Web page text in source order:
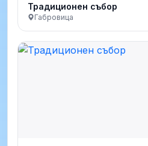
Традиционен събор
Габровица